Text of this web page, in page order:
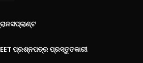
ପ୍ରଶ୍ନପତ୍ର ପ୍ରସ୍ତୁତକାରୀ